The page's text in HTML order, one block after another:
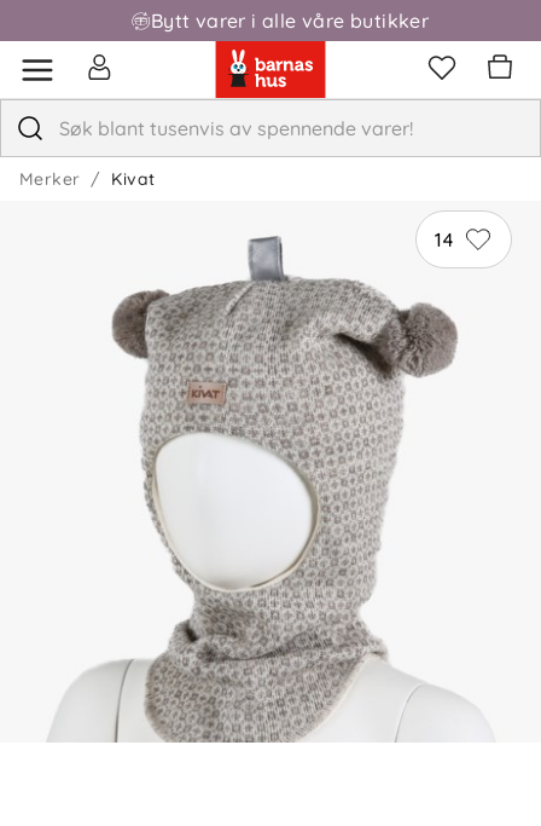
Bytt varer i alle våre butikker
Merker Kivat
14